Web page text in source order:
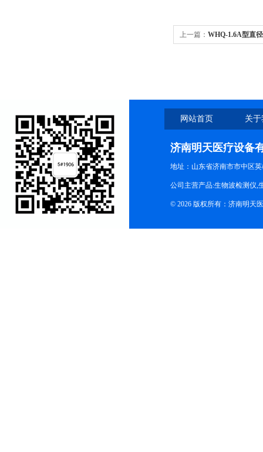
上一篇： WHQ-1.6A型直
网站首页 关
济南明天医疗设备
地址：山东省济南市市中区
公司主营产品:生物波检测仪,
© 2026 版权所有：济南明天